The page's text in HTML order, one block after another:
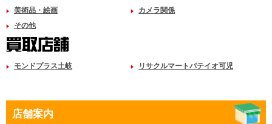
美術品・絵画
カメラ関係
その他
モンドプラス土岐 リサクルマートパテイオ可児
店舗案内